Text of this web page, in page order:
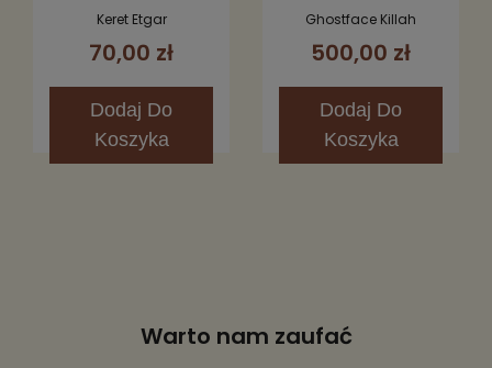
Keret Etgar
70,00 zł
Dodaj Do
Koszyka
Ghostface Killah
500,00 zł
Dodaj Do
Koszyka
Warto nam zaufać